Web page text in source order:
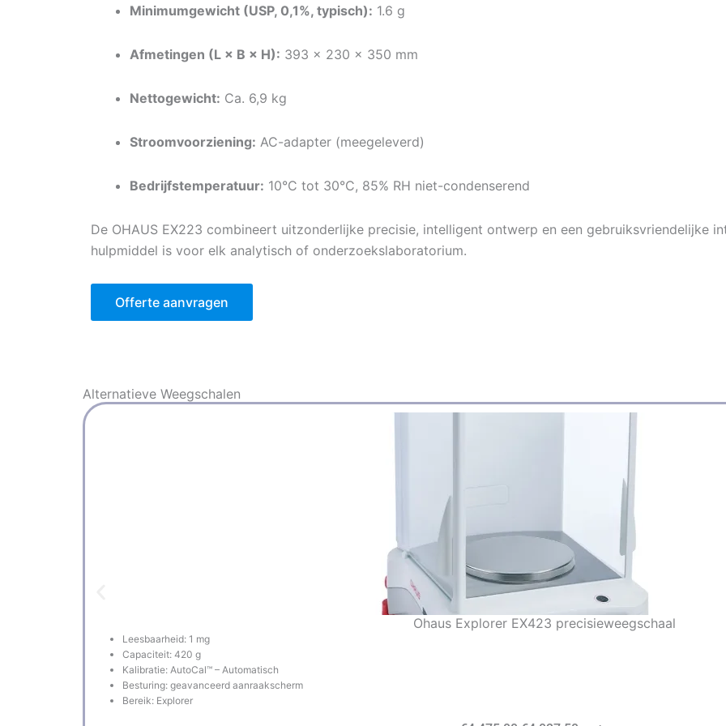
Minimumgewicht (USP, 0,1%, typisch): 1.6 g
Afmetingen (L × B × H): 393 × 230 × 350 mm
Nettogewicht: Ca. 6,9 kg
Stroomvoorziening: AC-adapter (meegeleverd)
Bedrijfstemperatuur: 10°C tot 30°C, 85% RH niet-condenserend
De OHAUS EX223 combineert uitzonderlijke precisie, intelligent ontwerp en een gebruiksvriendelijke
hulpmiddel is voor elk analytisch of onderzoekslaboratorium.
Offerte aanvragen
Alternatieve Weegschalen
Ohaus Explorer EX423 precisieweegschaal
Leesbaarheid: 1 mg
Capaciteit: 420 g
Kalibratie: AutoCal™ – Automatisch
Besturing: geavanceerd aanraakscherm
Bereik: Explorer